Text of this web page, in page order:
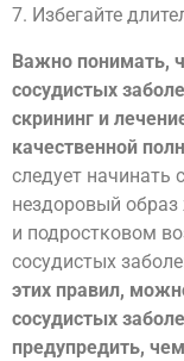
7. Избегайте
Важно понимать,
сосудистых
скрининг и
качественной
следует начинать
нездоровый
и подростковом
сосудистых
этих правил,
сосудистых
предупредить,